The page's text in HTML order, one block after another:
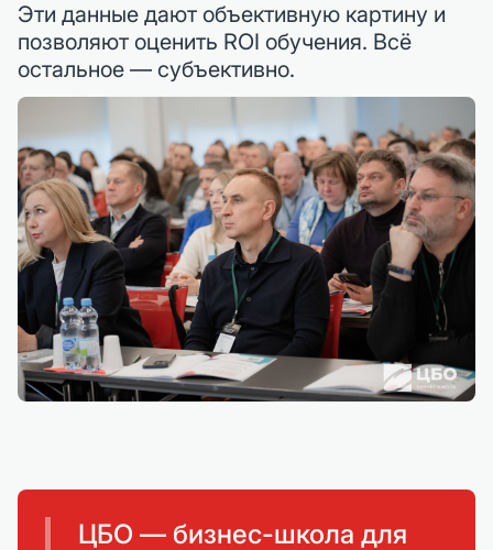
Эти данные дают объективную картину и
позволяют оценить ROI обучения. Всё
остальное — субъективно.
ЦБО — бизнес-школа для